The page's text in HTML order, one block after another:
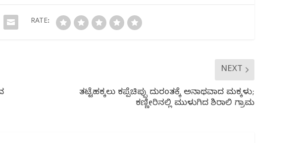
RATE:
NEXT
ತಟ್ಟೆಹಕ್ಕಲು ಕಪ್ಪೆಚಿಪ್ಪು ದುರಂತಕ್ಕೆ ಅನಾಥವಾದ ಮಕ್ಕಳು;
ಕಣ್ಣೀರಿನಲ್ಲಿ ಮುಳುಗಿದ ಶಿರಾಲಿ ಗ್ರಾಮ